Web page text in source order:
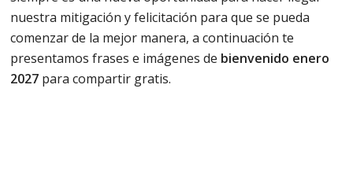
nuestra mitigación y felicitación para que se pueda
comenzar de la mejor manera, a continuación te
presentamos frases e imágenes de bienvenido enero
2027 para compartir gratis.